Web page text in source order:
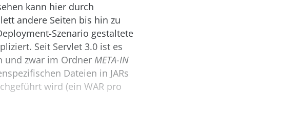
kann hier durch
andere Seiten bis hin zu
Szenario gestaltete
Seit Servlet 3.0 ist es
und zwar im Ordner META-IN
Dateien in JARs
wird (ein WAR pro